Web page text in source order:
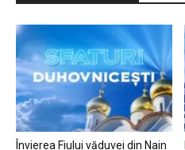
Învierea Fiului văduvei din Nain